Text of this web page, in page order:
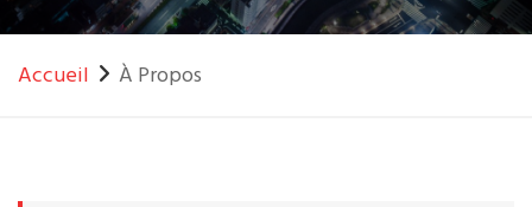
Accueil À Propos